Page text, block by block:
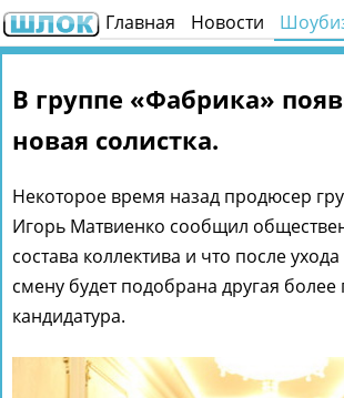
Главная Новости
В группе «Фабрика»
новая солистка.
Некоторое время назад продюсер
Игорь Матвиенко сообщил
состава коллектива и что после
смену будет подобрана другая
кандидатура.